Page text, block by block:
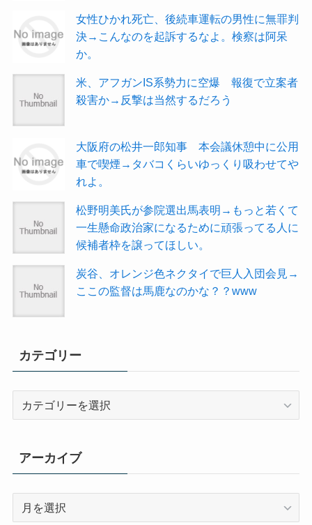
女性ひかれ死亡、後続車運転の男性に無罪判
決→こんなのを起訴するなよ。検察は阿呆
か。
米、アフガンIS系勢力に空爆 報復で立案者
殺害か→反撃は当然するだろう
大阪府の松井一郎知事 本会議休憩中に公用
車で喫煙→タバコくらいゆっくり吸わせてや
れよ。
松野明美氏が参院選出馬表明→もっと若くて
一生懸命政治家になるために頑張ってる人に
候補者枠を譲ってほしい。
炭谷、オレンジ色ネクタイで巨人入団会見→
ここの監督は馬鹿なのかな？？www
カテゴリー
リ
ー
アーカイブ